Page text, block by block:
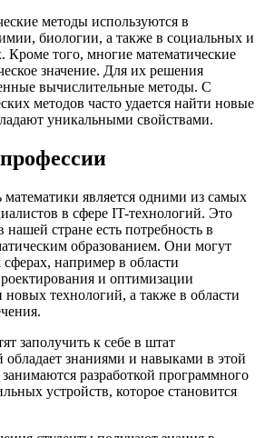
методы используются в
биологии, а также в социальных и
Кроме того, многие математические
значение. Для их решения
вычислительные методы. С
методов часто удается найти новые
уникальными свойствами.
является одними из самых
в сфере IT-технологий. Это
нашей стране есть потребность в
образованием. Они могут
например в области
и оптимизации
новых технологий, а также в области
заполучить к себе в штат
обладает знаниями и навыками в этой
разработкой программного
устройств, которое становится